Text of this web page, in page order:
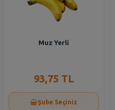
Muz Yerli
93,75 TL
Şube Seçiniz